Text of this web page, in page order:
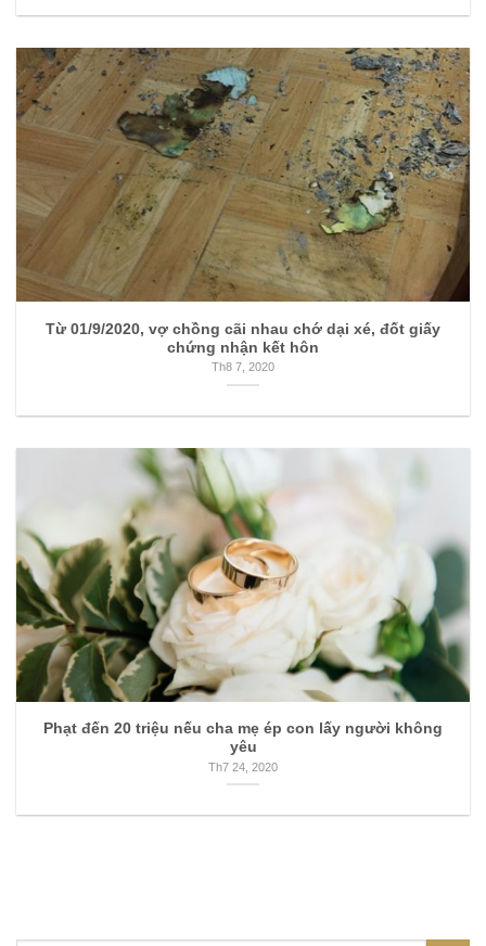
Từ 01/9/2020, vợ chồng cãi nhau chớ dại xé, đốt giấy
chứng nhận kết hôn
Th8 7, 2020
Phạt đến 20 triệu nếu cha mẹ ép con lấy người không
yêu
Th7 24, 2020